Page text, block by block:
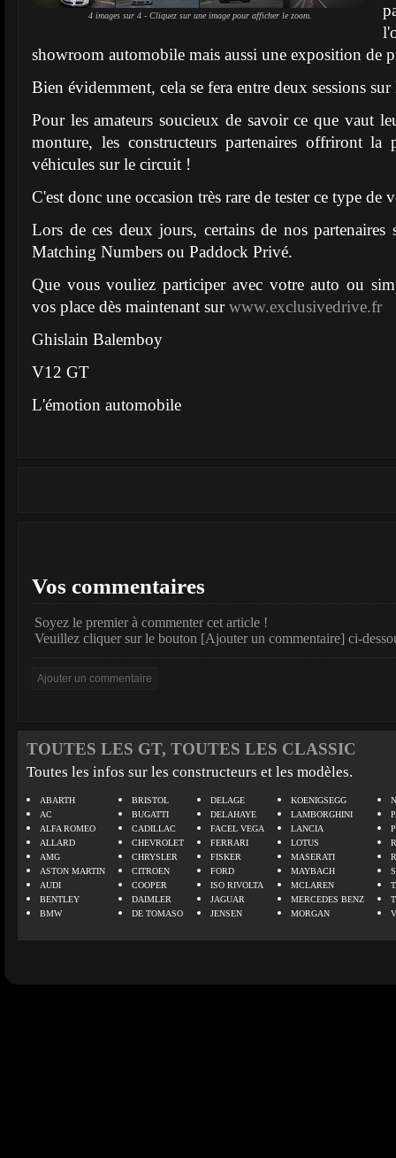
4 images sur 4 - Cliquez sur une image pour afficher le zoom.
showroom automobile mais aussi une exposition de
Bien évidemment, cela se fera entre deux sessions
Pour les amateurs soucieux de savoir ce que vaut
monture, les constructeurs partenaires offriront la
véhicules sur le circuit !
C'est donc une occasion très rare de tester ce type de
Lors de ces deux jours, certains de nos partenaires
Matching Numbers ou Paddock Privé.
Que vous vouliez participer avec votre auto ou
vos place dès maintenant surwww.exclusivedrive.fr
Ghislain Balemboy
V12 GT
L'émotion automobile
Vos commentaires
Soyez le premier à commenter cet article !
Veuillez cliquer sur le bouton [Ajouter un commentaire] ci-
TOUTES LES GT, TOUTES LES CLASSIC
Toutes les infos sur les constructeurs et les modèles.
ABARTH
AC
ALFA ROMEO
ALLARD
AMG
ASTON MARTIN
AUDI
BENTLEY
BMW
BRISTOL
BUGATTI
CADILLAC
CHEVROLET
CHRYSLER
CITROEN
COOPER
DAIMLER
DE TOMASO
DELAGE
DELAHAYE
FACEL VEGA
FERRARI
FISKER
FORD
ISO RIVOLTA
JAGUAR
JENSEN
KOENIGSEGG
LAMBORGHINI
LANCIA
LOTUS
MASERATI
MAYBACH
MCLAREN
MERCEDES BENZ
MORGAN